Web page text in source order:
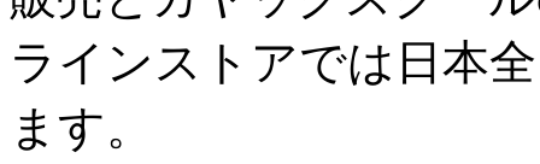
ラインストアでは日本
ます。